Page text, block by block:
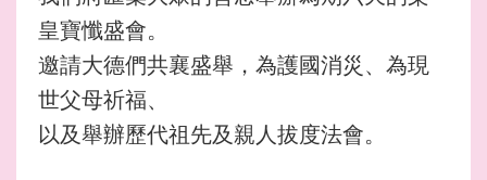
皇寶懺盛會。
邀請大德們共襄盛舉，為護國消災、為現
世父母祈福、
以及舉辦歷代祖先及親人拔度法會。